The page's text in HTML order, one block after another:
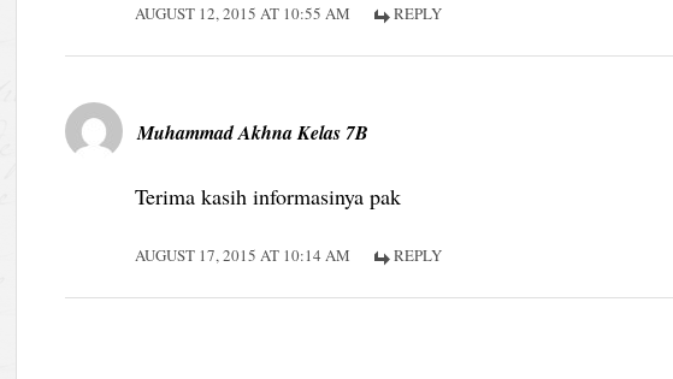
AUGUST 12, 2015 AT 10:55 AM REPLY
Muhammad Akhna Kelas 7B
Terima kasih informasinya pak
AUGUST 17, 2015 AT 10:14 AM REPLY